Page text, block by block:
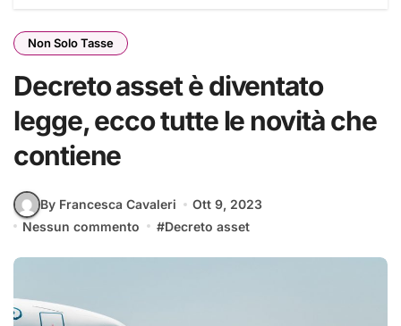
Non Solo Tasse
Decreto asset è diventato
legge, ecco tutte le novità che
contiene
By Francesca Cavaleri
Ott 9, 2023
Nessun commento
#Decreto asset